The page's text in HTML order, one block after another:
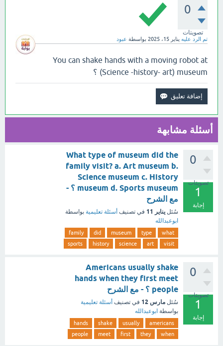
0
تصويتات
تم الرد عليه يناير 15، 2025 بواسطة عبود
You can shake hands with a moving robot at
(Science -history- art) museum ؟
أسئلة مشابهة
0
تصويتات
1
إجابة
What type of museum did the
family visit? a. Art museum b.
Science museum c. History
museum d. Sports museum ؟ -
مع الشرح
سُئل يناير 11 في تصنيف أسئلة تعليمية بواسطة
ابوعبدالله
what
type
museum
did
family
visit
art
science
history
sports
0
تصويتات
1
إجابة
Americans usually shake
hands when they first meet
people ؟ - مع الشرح
سُئل مارس 12 في تصنيف أسئلة تعليمية
بواسطة ابوعبدالله
americans
usually
shake
hands
when
they
first
meet
people